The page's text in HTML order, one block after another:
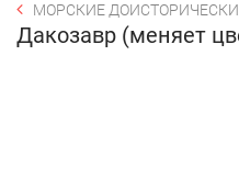
МОРСКИЕ
Дакозавр (меняет